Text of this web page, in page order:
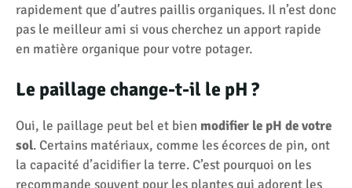
rapidement que d’autres paillis organiques. Il n’est donc
pas le meilleur ami si vous cherchez un apport rapide
en matière organique pour votre potager.
Le paillage change-t-il le pH ?
Oui, le paillage peut bel et bien modifier le pH de votre
sol. Certains matériaux, comme les écorces de pin, ont
la capacité d’acidifier la terre. C’est pourquoi on les
recommande souvent pour les plantes qui adorent les